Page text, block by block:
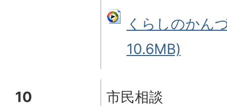
くらしのかん
10.6MB)
10
市民相談